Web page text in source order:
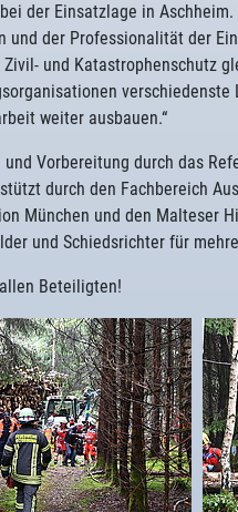
der Einsatzlage in
und der Professionalität der
und Katastrophenschutz
weiter ausbauen.“
und Vorbereitung durch das
durch den Fachbereich
München und den Malteser
und Schiedsrichter für
Beteiligten!